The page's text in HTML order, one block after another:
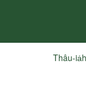
Thâu-ia̍h